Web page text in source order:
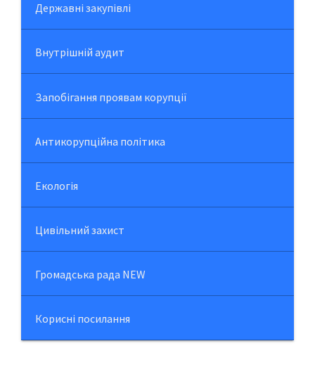
Державні закупівлі
Внутрішній аудит
Запобігання проявам корупції
Антикорупційна політика
Екологія
Цивільний захист
Громадська рада NEW
Корисні посилання